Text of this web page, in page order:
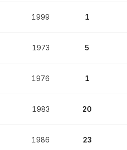
1999 1
1973 5
1976 1
1983 20
1986 23